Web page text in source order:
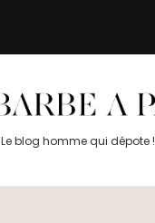
Le blog homme qui dépote !